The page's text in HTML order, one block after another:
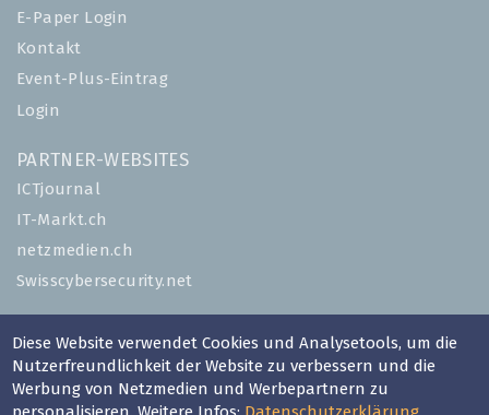
E-Paper Login
Kontakt
Event-Plus-Eintrag
Login
PARTNER-WEBSITES
ICTjournal
IT-Markt.ch
netzmedien.ch
Swisscybersecurity.net
© NETZMEDIEN AG 2026
Impressum
AGB
Diese Website verwendet Cookies und Analysetools, um die
Nutzerfreundlichkeit der Website zu verbessern und die
Werbung von Netzmedien und Werbepartnern zu